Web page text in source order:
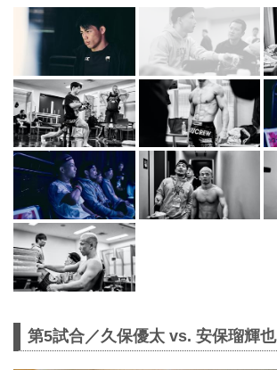
第5試合／久保優太 vs. 安保瑠輝也